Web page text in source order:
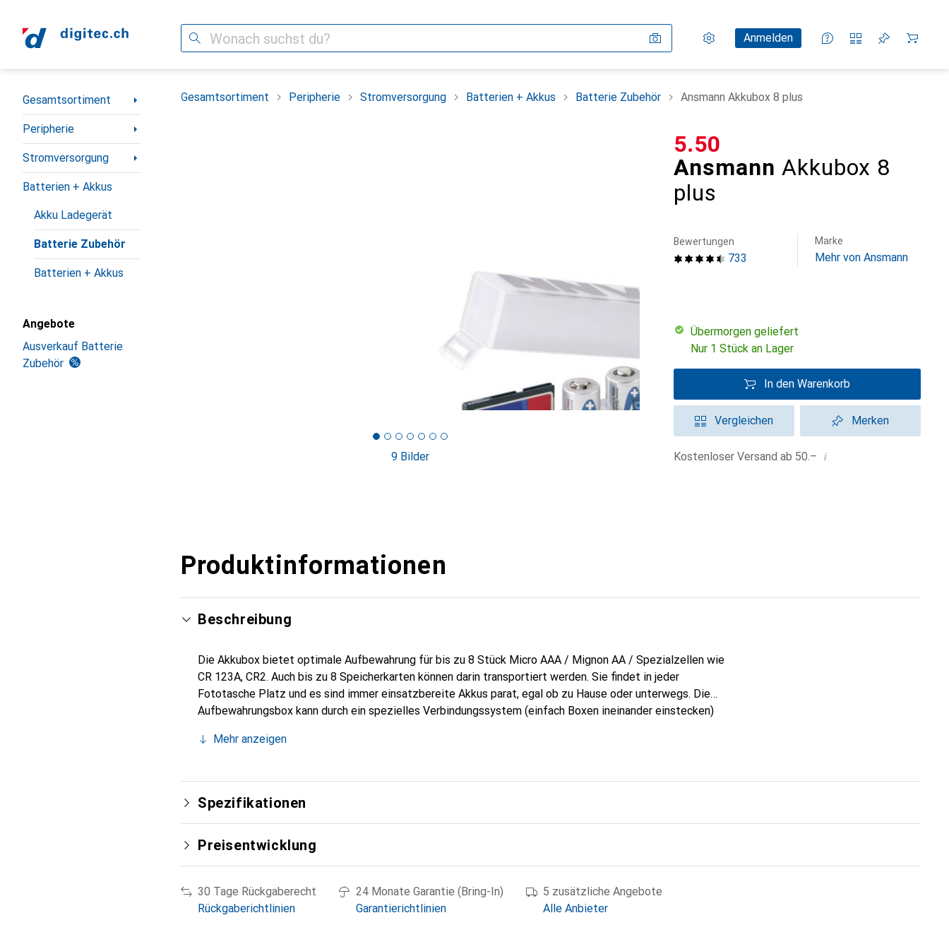
Suche Einstellungen
KundenkontoAnmelden
Vergleichslisten
Merklisten
Warenkorb
Navigation nach Kategorien
Gesamtsortiment
Peripherie
Stromversorgung
Batterien + Akkus
Akku Ladegerät
Batterie Zubehör
Batterien + Akkus
Angebote
Ausverkauf Batterie
Zubehör
Gesamtsortiment Peripherie Stromversorgung Batterien + Akkus Batterie Zubehör Ansmann Akkubox 8 plus
9 Bilder
Ansmann Akkubox 8
plus
CHF
5.50
733
Bewertungen Marke
Mehr von Ansmann
übermorgen geliefert
Nur 1 Stück an Lager
In den Warenkorb
Vergleichen Merken
Kostenloser Versand ab 50.– i
Produktinformationen
Beschreibung
Die Akkubox bietet optimale Aufbewahrung für bis zu 8 Stück Micro AAA / Mignon AA / Spezialzellen wie
CR 123A, CR2. Auch bis zu 8 Speicherkarten können darin transportiert werden. Sie findet in jeder
Fototasche Platz und es sind immer einsatzbereite Akkus parat, egal ob zu Hause oder unterwegs. Die
Aufbewahrungsbox kann durch ein spezielles Verbindungssystem (einfach Boxen ineinander einstecken)
Batterien oder Akkus. Macht Schluss mit kurzgeschlossenen Akkus bzw. ungewollter Entladung. Findet in
Mehr anzeigen
Spezifikationen
Preisentwicklung
30 Tage Rückgaberecht
Rückgaberichtlinien
24 Monate Garantie (Bring-In)
Garantierichtlinien
5 zusätzliche Angebote
Alle Anbieter